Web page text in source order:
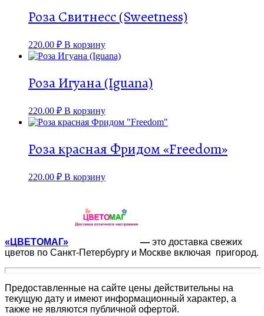
Роза Свитнесс (Sweetness)
220.00 ₽ В корзину
Роза Игуана (Iguana)
220.00 ₽ В корзину
Роза красная Фридом «Freedom»
220.00 ₽ В корзину
«ЦВЕТОМАГ» — это доставка свежих
цветов по Санкт-Петербургу и Москве включая пригород.
Предоставленные на сайте цены действительны на
текущую дату и имеют информационный характер, а
также не являются публичной офертой.